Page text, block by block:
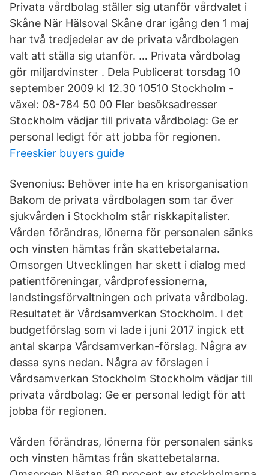
Privata vårdbolag ställer sig utanför vårdvalet i
Skåne När Hälsoval Skåne drar igång den 1 maj
har två tredjedelar av de privata vårdbolagen
valt att ställa sig utanför. … Privata vårdbolag
gör miljardvinster . Dela Publicerat torsdag 10
september 2009 kl 12.30 10510 Stockholm -
växel: 08-784 50 00 Fler besöksadresser
Stockholm vädjar till privata vårdbolag: Ge er
personal ledigt för att jobba för regionen.
Freeskier buyers guide
Svenonius: Behöver inte ha en krisorganisation
Bakom de privata vårdbolagen som tar över
sjukvården i Stockholm står riskkapitalister.
Vården förändras, lönerna för personalen sänks
och vinsten hämtas från skattebetalarna.
Omsorgen Utvecklingen har skett i dialog med
patientföreningar, vårdprofessionerna,
landstingsförvaltningen och privata vårdbolag.
Resultatet är Vårdsamverkan Stockholm. I det
budgetförslag som vi lade i juni 2017 ingick ett
antal skarpa Vårdsamverkan-förslag. Några av
dessa syns nedan. Några av förslagen i
Vårdsamverkan Stockholm Stockholm vädjar till
privata vårdbolag: Ge er personal ledigt för att
jobba för regionen.
Vården förändras, lönerna för personalen sänks
och vinsten hämtas från skattebetalarna.